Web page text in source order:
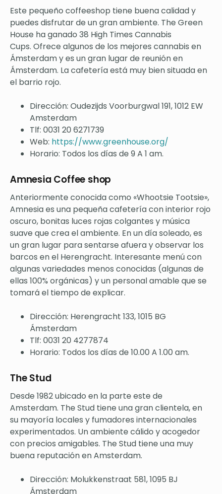
Este pequeño coffeeshop tiene buena calidad y
puedes disfrutar de un gran ambiente. The Green
House ha ganado 38 High Times Cannabis
Cups. Ofrece algunos de los mejores cannabis en
Ámsterdam y es un gran lugar de reunión en
Ámsterdam. La cafetería está muy bien situada en
el barrio rojo.
Dirección: Oudezijds Voorburgwal 191, 1012 EW
Amsterdam
Tlf: 0031 20 6271739
Web: https://www.greenhouse.org/
Horario: Todos los días de 9 A 1 am.
Amnesia Coffee shop
Anteriormente conocida como «Whootsie Tootsie»,
Amnesia es una pequeña cafetería con interior rojo
oscuro, bonitas luces rojas colgantes y música
suave que crea el ambiente. En un día soleado, es
un gran lugar para sentarse afuera y observar los
barcos en el Herengracht. Interesante menú con
algunas variedades menos conocidas (algunas de
ellas 100% orgánicas) y un personal amable que se
tomará el tiempo de explicar.
Dirección: Herengracht 133, 1015 BG
Ámsterdam
Tlf: 0031 20 4277874
Horario: Todos los días de 10.00 A 1.00 am.
The Stud
Desde 1982 ubicado en la parte este de
Amsterdam. The Stud tiene una gran clientela, en
su mayoría locales y fumadores internacionales
experimentados. Un ambiente cálido y acogedor
con precios amigables. The Stud tiene una muy
buena reputación en Amsterdam.
Dirección: Molukkenstraat 581, 1095 BJ
Ámsterdam